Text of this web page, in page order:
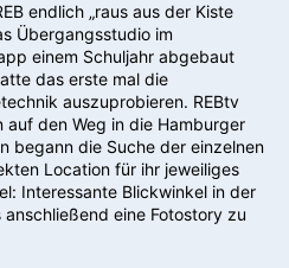
endlich „raus aus der Kiste
Übergangsstudio im
einem Schuljahr abgebaut
das erste mal die
auszuprobieren. REBtv
den Weg in die Hamburger
begann die Suche der einzelnen
Location für ihr jeweiliges
Interessante Blickwinkel in der
eine Fotostory zu